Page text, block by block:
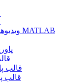
ویدیوهای آموزشی نرم افزار MATLAB
قالب
قالب